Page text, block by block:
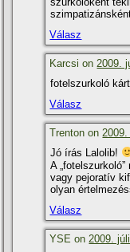
Válasz
Karcsi on2009.
fotelszurkoló
Válasz
Trenton on
Jó í­rás Lalolib!
A
vagy pejoratí­v
olyan
Válasz
YSE on2009.